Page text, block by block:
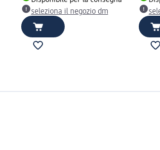
seleziona il negozio dm